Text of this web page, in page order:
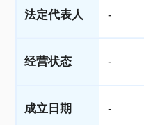
法定代表人 -
经营状态 -
成立日期 -